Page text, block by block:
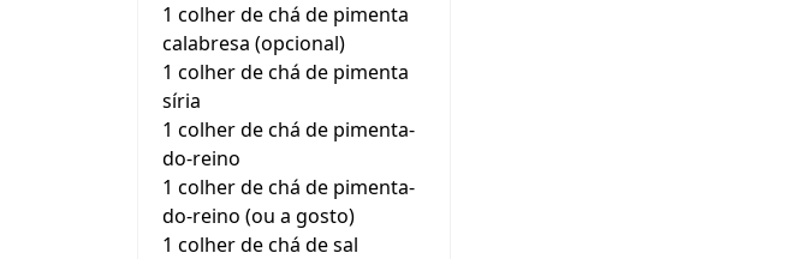
1 colher de chá de pimenta
calabresa (opcional)
1 colher de chá de pimenta
síria
1 colher de chá de pimenta-
do-reino
1 colher de chá de pimenta-
do-reino (ou a gosto)
1 colher de chá de sal